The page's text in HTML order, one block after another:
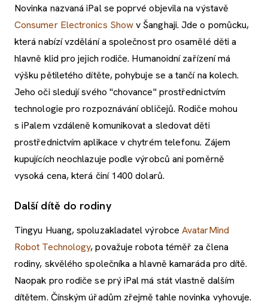
Novinka nazvaná iPal se poprvé objevila na výstavě
Consumer Electronics Showv Šanghaji. Jde o pomůcku,
která nabízí vzdělání a společnost pro osamělé děti a
hlavně klid pro jejich rodiče. Humanoidní zařízení má
výšku pětiletého dítěte, pohybuje se a tančí na kolech.
Jeho oči sledují svého "chovance" prostřednictvím
technologie pro rozpoznávání obličejů. Rodiče mohou
s iPalem vzdáleně komunikovat a sledovat děti
prostřednictvím aplikace v chytrém telefonu. Zájem
kupujících neochlazuje podle výrobců ani poměrně
vysoká cena, která činí 1400 dolarů.
Další dítě do rodiny
Tingyu Huang, spoluzakladatel výrobceAvatarMind
Robot Technology, považuje robota téměř za člena
rodiny, skvělého společníka a hlavně kamaráda pro dítě.
Naopak pro rodiče se prý iPal má stát vlastně dalším
dítětem. Čínským úřadům zřejmě tahle novinka vyhovuje.